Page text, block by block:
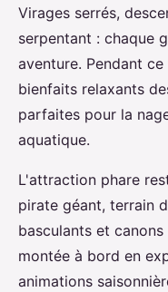
Virages serrés,
serpentant : chaque
aventure. Pendant
bienfaits relaxants
parfaites pour la
aquatique.
L'attraction phare
pirate géant, terrain
basculants et
montée à bord en
animations